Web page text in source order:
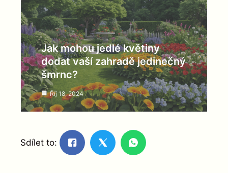
Jak mohou jedlé květiny
dodat vaší zahradě jedinečný
šmrnc?
Říj 18, 2024
Sdílet to: